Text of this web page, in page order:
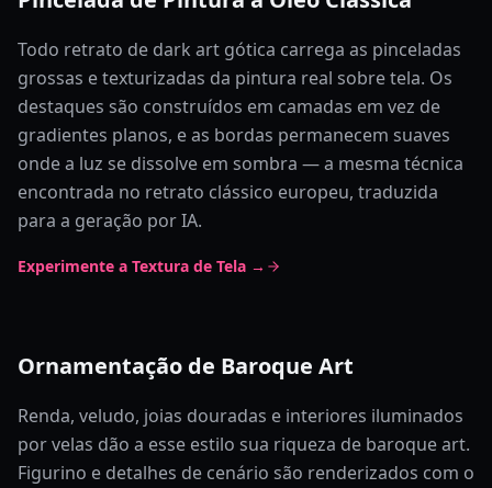
Todo retrato de dark art gótica carrega as pinceladas
grossas e texturizadas da pintura real sobre tela. Os
destaques são construídos em camadas em vez de
gradientes planos, e as bordas permanecem suaves
onde a luz se dissolve em sombra — a mesma técnica
encontrada no retrato clássico europeu, traduzida
para a geração por IA.
Experimente a Textura de Tela →
Ornamentação de Baroque Art
Renda, veludo, joias douradas e interiores iluminados
por velas dão a esse estilo sua riqueza de baroque art.
Figurino e detalhes de cenário são renderizados com o